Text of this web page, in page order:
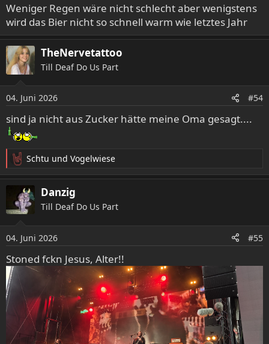
Weniger Regen wäre nicht schlecht aber wenigstens
wird das Bier nicht so schnell warm wie letztes Jahr
TheNervetattoo
Till Deaf Do Us Part
04. Juni 2026 #54
sind ja nicht aus Zucker hätte meine Oma gesagt....
R
e
a
t
n
e
n
:
Schtu und Vogelwiese
Danzig
Till Deaf Do Us Part
04. Juni 2026 #55
Stoned fckn Jesus, Alter!!